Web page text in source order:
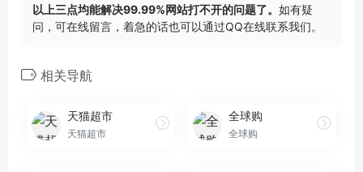
以上三点均能解决99.99%网站打不开的问题了。 如有疑
问，可在线留言，着急的话也可以通过QQ在线联系我们。
相关导航
天猫超市
天猫超市
全球购
全球购